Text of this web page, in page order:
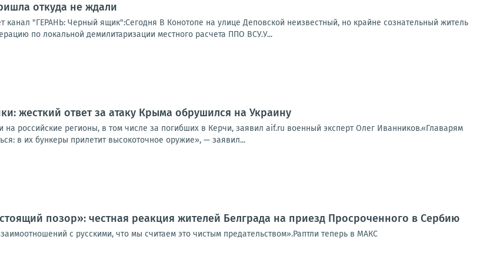
откуда не ждали
канал "ГЕРАНЬ: Черный ящик":Сегодня В Конотопе на улице Деповской неизвестный, но крайне сознательный житель
по локальной демилитаризации местного расчета ППО ВСУ.У...
жесткий ответ за атаку Крыма обрушился на Украину
на российские регионы, в том числе за погибших в Керчи, заявил aif.ru военный эксперт Олег Иванников.«Главарям
в их бункеры прилетит высокоточное оружие», — заявил...
позор»: честная реакция жителей Белграда на приезд Просроченного в Сербию
с русскими, что мы считаем это чистым предательством».Раптли теперь в МАКС